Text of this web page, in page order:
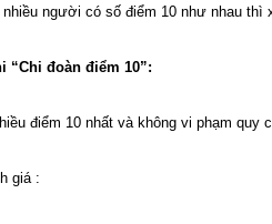
nhiều người có số điểm 10 như nhau thì
“Chi đoàn điểm 10”:
điểm 10 nhất và không vi phạm quy
giá :